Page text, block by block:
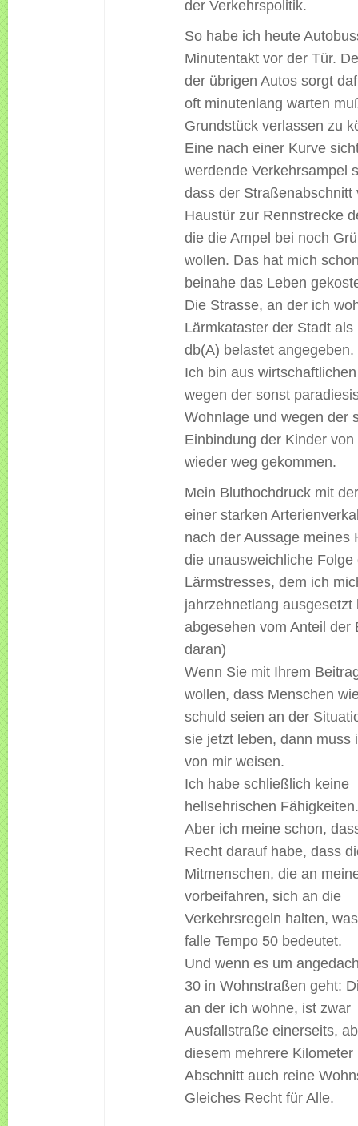
der Verkehrspolitik.
So habe ich heute
Minutentakt vor der Tür.
der übrigen Autos sorgt
oft minutenlang warten
Grundstück verlassen zu
Eine nach einer Kurve
werdende Verkehrsampel
dass der Straßenabschnitt
Haustür zur Rennstrecke
die die Ampel bei noch
wollen. Das hat mich
beinahe das Leben
Die Strasse, an der ich
Lärmkataster der Stadt als
db(A) belastet angegeben.
Ich bin aus
wegen der sonst
Wohnlage und wegen der
Einbindung der Kinder
wieder weg gekommen.
Mein Bluthochdruck mit
einer starken
nach der Aussage meines
die unausweichliche Folge
Lärmstresses, dem ich
jahrzehnetlang ausgesetzt
abgesehen vom Anteil der
daran)
Wenn Sie mit Ihrem
wollen, dass Menschen
schuld seien an der
sie jetzt leben, dann muss
von mir weisen.
Ich habe schließlich keine
hellsehrischen Fähigkeiten.
Aber ich meine schon,
Recht darauf habe, dass
Mitmenschen, die an
vorbeifahren, sich an die
Verkehrsregeln halten,
falle Tempo 50 bedeutet.
Und wenn es um
30 in Wohnstraßen geht:
an der ich wohne, ist zwar
Ausfallstraße einerseits,
diesem mehrere Kilometer
Abschnitt auch reine
Gleiches Recht für Alle.